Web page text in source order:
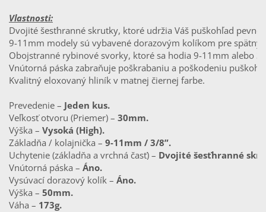
Vlastnosti:
Dvojité šesťhranné skrutky, ktoré udržia Váš puškohľad pevne
9-11mm modely sú vybavené dorazovým kolíkom pre spätný
Obojstranné rybinové svorky, ktoré sa hodia 9-11mm alebo 3/
Vnútorná páska zabraňuje poškrabaniu a poškodeniu
Kvalitný eloxovaný hliník v matnej čiernej farbe.
Prevedenie – Jeden kus.
Veľkosť otvoru (Priemer) – 30mm.
Výška – Vysoká (High).
Základňa / kolajnička – 9-11mm / 3/8”.
Uchytenie (základňa a vrchná časť) – Dvojité šesťhranné
Vnútorná páska – Áno.
Vysúvací dorazový kolík – Áno.
Výška – 50mm.
Váha – 173g.